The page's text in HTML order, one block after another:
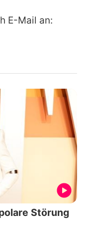
E-Mail an:
Störung